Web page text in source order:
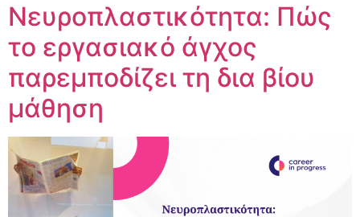
Νευροπλαστικότητα: Πώς
το εργασιακό άγχος
παρεμποδίζει τη δια βίου
μάθηση